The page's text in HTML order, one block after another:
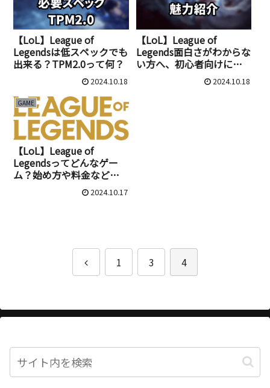
【LoL】League of
Legendsは低スペックでも
出来る？TPM2.0って何？
2024.10.18
【LoL】League of
Legends面白さがわからな
い方へ、初心者向けに魅
2024.10.18
GAME
【LoL】League of
Legendsってどんなゲー
ム？始め方や料金などを
2024.10.17
前
1 3 4